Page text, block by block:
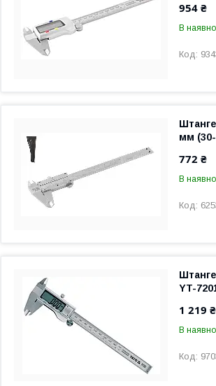
954 ₴
В
мм (30-
772 ₴
В
YT-
1 219 ₴
В